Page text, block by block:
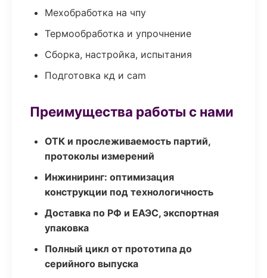
Мехобработка на чпу
Термообработка и упрочнение
Сборка, настройка, испытания
Подготовка кд и cam
Преимущества работы с нами
ОТК и прослеживаемость партий,
протоколы измерений
Инжиниринг: оптимизация
конструкции под технологичность
Доставка по РФ и ЕАЭС, экспортная
упаковка
Полный цикл от прототипа до
серийного выпуска